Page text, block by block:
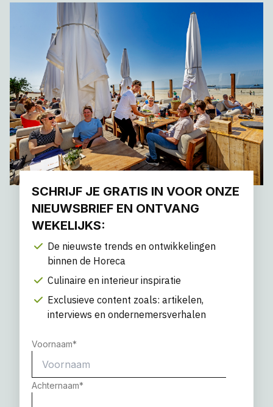
SCHRIJF JE GRATIS IN VOOR ONZE
NIEUWSBRIEF EN ONTVANG
WEKELIJKS:
De nieuwste trends en ontwikkelingen
binnen de Horeca
Culinaire en interieur inspiratie
Exclusieve content zoals: artikelen,
interviews en ondernemersverhalen
Voornaam*
Achternaam*